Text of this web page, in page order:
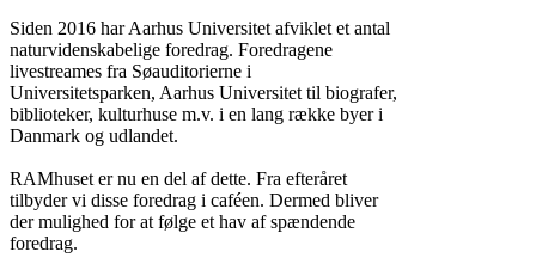
Siden 2016 har Aarhus Universitet afviklet et antal
naturvidenskabelige foredrag. Foredragene
livestreames fra Søauditorierne i
Universitetsparken, Aarhus Universitet til biografer,
biblioteker, kulturhuse m.v. i en lang række byer i
Danmark og udlandet.
RAMhuset er nu en del af dette. Fra efteråret
tilbyder vi disse foredrag i caféen. Dermed bliver
der mulighed for at følge et hav af spændende
foredrag.